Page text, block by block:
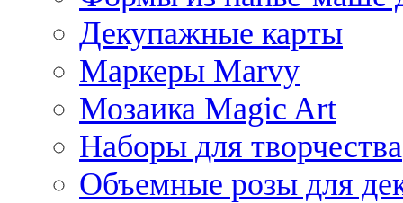
Декупажные карты
Маркеры Marvy
Мозаика Magic Art
Наборы для творчества
Объемные розы для